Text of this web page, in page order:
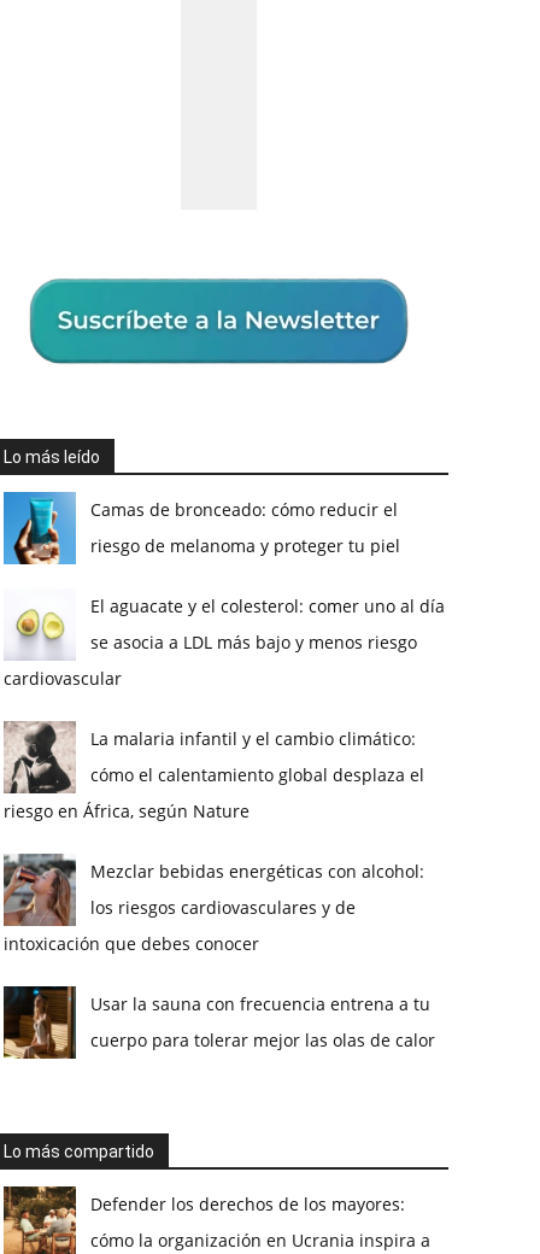
Lo más leído
Camas de bronceado: cómo reducir el
riesgo de melanoma y proteger tu piel
El aguacate y el colesterol: comer uno al día
se asocia a LDL más bajo y menos riesgo
cardiovascular
La malaria infantil y el cambio climático:
cómo el calentamiento global desplaza el
riesgo en África, según Nature
Mezclar bebidas energéticas con alcohol:
los riesgos cardiovasculares y de
intoxicación que debes conocer
Usar la sauna con frecuencia entrena a tu
cuerpo para tolerar mejor las olas de calor
Lo más compartido
Defender los derechos de los mayores:
cómo la organización en Ucrania inspira a